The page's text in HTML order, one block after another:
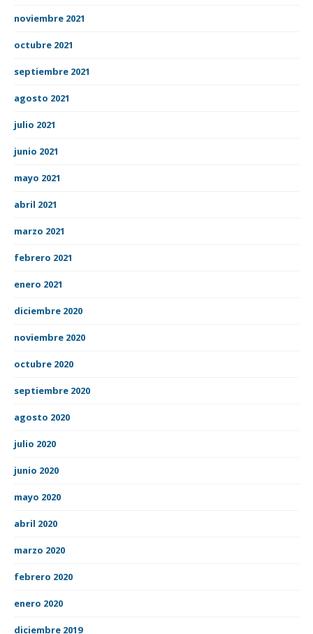
noviembre 2021
octubre 2021
septiembre 2021
agosto 2021
julio 2021
junio 2021
mayo 2021
abril 2021
marzo 2021
febrero 2021
enero 2021
diciembre 2020
noviembre 2020
octubre 2020
septiembre 2020
agosto 2020
julio 2020
junio 2020
mayo 2020
abril 2020
marzo 2020
febrero 2020
enero 2020
diciembre 2019